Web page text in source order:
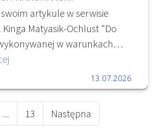
a nawet naruszenia
danych. [...] " Bezpieczna
w firmie
artykule w serwisie
Matyasik-Ochlust "Do
w warunkach
w szczególnym
jest m. in. odwołanie
ustawy o emeryturach i
Ubezpieczeń
wskazano, że rodzaje
13.07.2026
... 13 Następna